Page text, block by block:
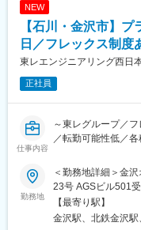
夢も実現できる会
変更の範囲：会社の
スを紹介し、興味
します。
■業務の魅力
・業界トップクラス
ンドとネットワーク
・企業の担当者と
る点が特長です。
・成果に応じたイ
・新しい社宅サー
す。
■育成体制・環境
NEW
【石川・金沢市】
日／フレックス制度
東レエンジニアリング西日
正社員
仕事内容
～東レグループ／
／転勤可能性低／
■業務内容
・プラントの施工
東レグループの安
任せ。仕様検討から
勤務地
＜勤務地詳細＞金
23号 AGSビル
【最寄り駅】
金沢駅、北鉄金沢駅